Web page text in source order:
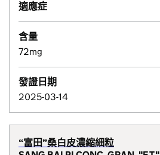
適應症
含量
72mg
發證日期
2025-03-14
“富田”桑白皮濃縮細粒